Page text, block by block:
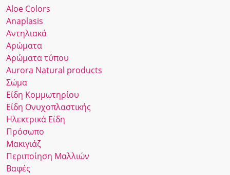
Αloe Colors
Anaplasis
Αντηλιακά
Αρώματα
Αρώματα τύπου
Αurora Νatural products
Σώμα
Είδη Κομμωτηρίου
Είδη Ονυχοπλαστικής
Ηλεκτρικά Είδη
Πρόσωπο
Μακιγιάζ
Περιποίηση Μαλλιών
Βαφές